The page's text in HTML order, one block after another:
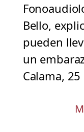
Bello,
pueden
un
Calama,